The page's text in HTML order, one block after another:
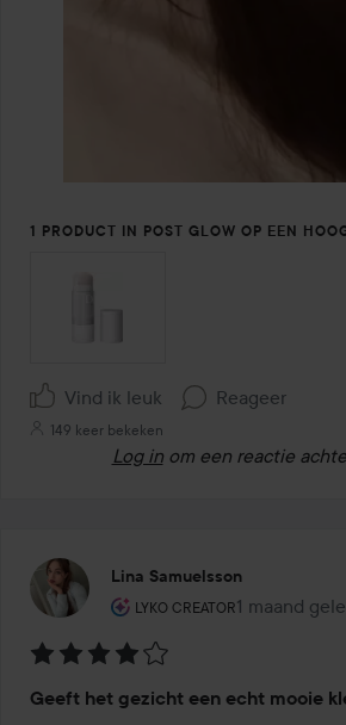
1 PRODUCT IN POST GLOW OP EEN
Vind ik leuk Reageer
149 keer bekeken
Log in om een reactie
Lina Samuelsson
LYKO CREATOR
De rol van de gebruiker:
1 maand
Het bericht
4
Geeft het gezicht een echt mooie